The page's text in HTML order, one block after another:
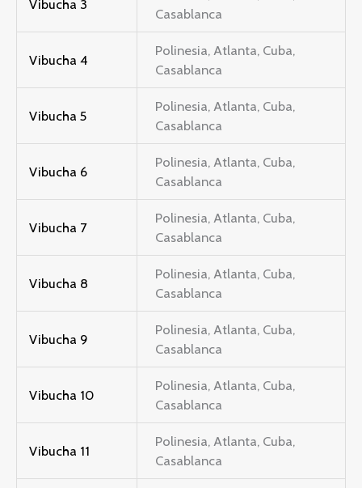
Vibucha 3
Casablanca
Vibucha 4
Polinesia, Atlanta, Cuba,
Casablanca
Vibucha 5
Polinesia, Atlanta, Cuba,
Casablanca
Vibucha 6
Polinesia, Atlanta, Cuba,
Casablanca
Vibucha 7
Polinesia, Atlanta, Cuba,
Casablanca
Vibucha 8
Polinesia, Atlanta, Cuba,
Casablanca
Vibucha 9
Polinesia, Atlanta, Cuba,
Casablanca
Vibucha 10
Polinesia, Atlanta, Cuba,
Casablanca
Vibucha 11
Polinesia, Atlanta, Cuba,
Casablanca